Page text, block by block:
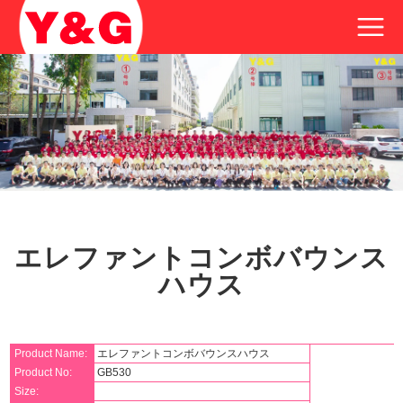
エレファントコンボバウンス
ハウス
Product Name:
エレファントコンボバウンスハウス
Product No:
GB530
Size: